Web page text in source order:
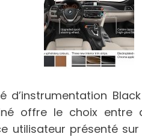
d’instrumentation
offre le choix entre
utilisateur présenté